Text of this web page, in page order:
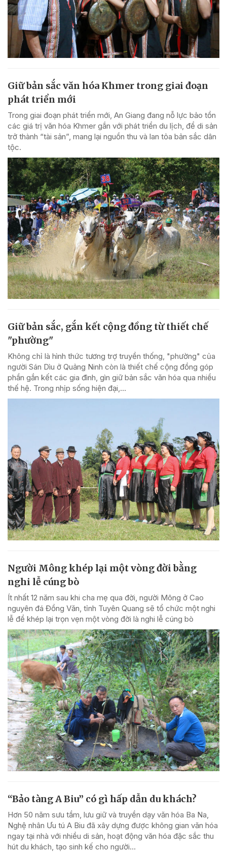
Giữ bản sắc văn hóa Khmer trong giai đoạn
phát triển mới
Trong giai đoạn phát triển mới, An Giang đang nỗ lực bảo tồn
các giá trị văn hóa Khmer gắn với phát triển du lịch, để di sản
trở thành “tài sản”, mang lại nguồn thu và lan tỏa bản sắc dân
tộc.
Giữ bản sắc, gắn kết cộng đồng từ thiết chế
"phường"
Không chỉ là hình thức tương trợ truyền thống, "phường" của
người Sán Dìu ở Quảng Ninh còn là thiết chế cộng đồng góp
phần gắn kết các gia đình, gìn giữ bản sắc văn hóa qua nhiều
thế hệ. Trong nhịp sống hiện đại,...
Người Mông khép lại một vòng đời bằng
nghi lễ cúng bò
Ít nhất 12 năm sau khi cha mẹ qua đời, người Mông ở Cao
nguyên đá Đồng Văn, tỉnh Tuyên Quang sẽ tổ chức một nghi
lễ để khép lại trọn vẹn một vòng đời là nghi lễ cúng bò
“Bảo tàng A Biu” có gì hấp dẫn du khách?
Hơn 50 năm sưu tầm, lưu giữ và truyền dạy văn hóa Ba Na,
Nghệ nhân Ưu tú A Biu đã xây dựng được không gian văn hóa
ngay tại nhà với nhiều di sản, hoạt động văn hóa đặc sắc thu
hút du khách, tạo sinh kế cho người...